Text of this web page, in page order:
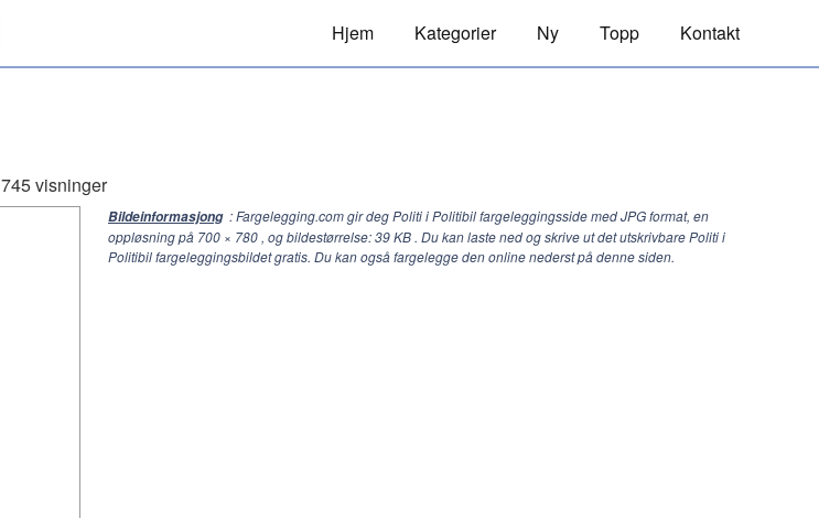
Hjem Kategorier Ny Topp Kontakt
745 visninger
Bildeinformasjong : Fargelegging.com gir deg Politi i Politibil fargeleggingsside med JPG format, en
oppløsning på 700 × 780 , og bildestørrelse: 39 KB . Du kan laste ned og skrive ut det utskrivbare Politi i
Politibil fargeleggingsbildet gratis. Du kan også fargelegge den online nederst på denne siden.